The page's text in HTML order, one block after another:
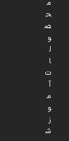
م
ح
ص
و
ل
ا
ت
آ
م
و
ز
ش